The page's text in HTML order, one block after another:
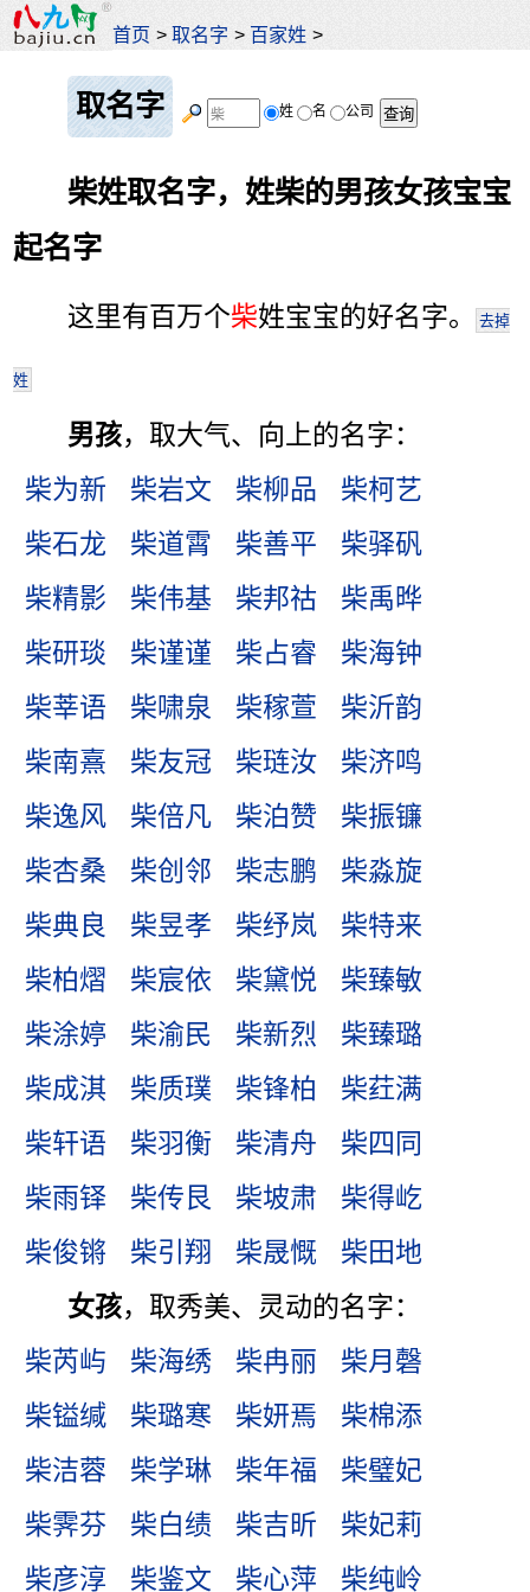
首页 >取名字 > 百家姓 >
取名字 姓 名 公司
柴姓取名字，姓柴的男孩女孩宝宝
起名字
这里有百万个柴姓宝宝的好名字。 去掉
姓
男孩，取大气、向上的名字：
柴为新
柴岩文 柴柳品
柴柯艺
柴石龙
柴道霄 柴善平
柴驿矾
柴精影
柴伟基 柴邦祜
柴禹晔
柴研琰
柴谨谨 柴占睿
柴海钟
柴莘语
柴啸泉 柴稼萱
柴沂韵
柴南熹
柴友冠 柴琏汝
柴济鸣
柴逸风
柴倍凡 柴泊赞
柴振镰
柴杏桑
柴创邻 柴志鹏
柴淼旋
柴典良
柴昱孝 柴纾岚
柴特来
柴柏熠
柴宸依 柴黛悦
柴臻敏
柴涂婷
柴渝民 柴新烈
柴臻璐
柴成淇
柴质璞 柴锋柏
柴荭满
柴轩语
柴羽衡 柴清舟
柴四同
柴雨铎
柴传艮 柴坡肃
柴得屹
柴俊锵
柴引翔 柴晟慨
柴田地
女孩，取秀美、灵动的名字：
柴芮屿
柴海绣 柴冉丽
柴月磬
柴镒缄
柴璐寒 柴妍焉
柴棉添
柴洁蓉
柴学琳 柴年福
柴璧妃
柴霁芬
柴白绩 柴吉昕
柴妃莉
柴彦淳
柴鉴文 柴心萍 柴纯岭